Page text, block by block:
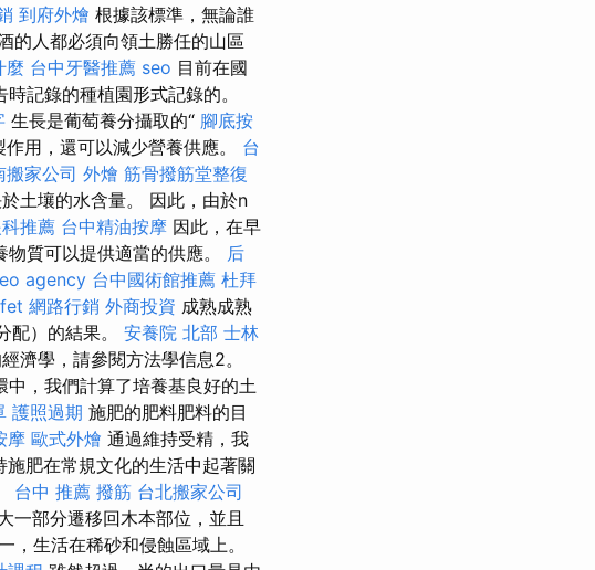
到府外燴 根據該標準，無論誰
的人都必須向領土勝任的山區
麼 台中牙醫推薦 seo 目前在國
記錄的種植園形式記錄的。
生長是葡萄養分攝取的“ 腳底按
用，還可以減少營養供應。 台
搬家公司 外燴 筋骨撥筋堂整復
土壤的水含量。 因此，由於n
推薦 台中精油按摩 因此，在早
質可以提供適當的供應。 后
agency 台中國術館推薦 杜拜
網路行銷 外商投資 成熟成熟
配）的結果。 安養院 北部 士林
濟學，請參閱方法學信息2。
，我們計算了培養基良好的土
護照過期 施肥的肥料肥料的目
摩 歐式外燴 通過維持受精，我
施肥在常規文化的生活中起著關
台中 推薦 撥筋 台北搬家公司
一部分遷移回木本部位，並且
，生活在稀砂和侵蝕區域上。